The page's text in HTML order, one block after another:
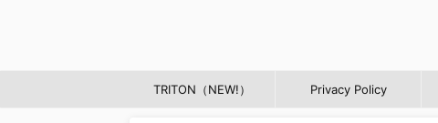
TRITON（NEW!） Privacy Policy